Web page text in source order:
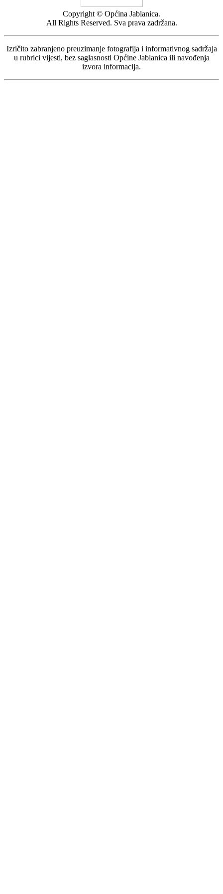
Copyright © Općina Jablanica.
All Rights Reserved. Sva prava zadržana.
Izričito zabranjeno preuzimanje fotografija i informativnog sadržaja
u rubrici vijesti, bez saglasnosti Općine Jablanica ili navođenja
izvora informacija.